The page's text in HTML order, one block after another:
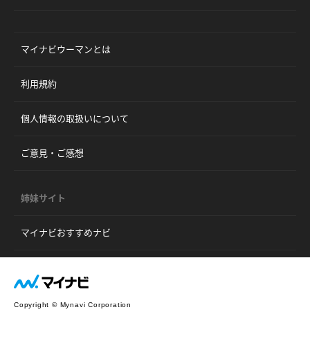
マイナビウーマンとは
利用規約
個人情報の取扱いについて
ご意見・ご感想
姉妹サイト
マイナビおすすめナビ
Copyright © Mynavi Corporation